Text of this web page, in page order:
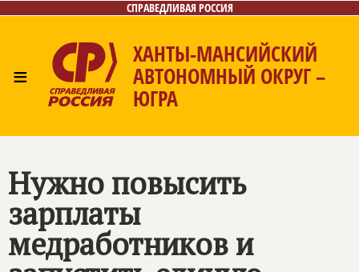
СПРАВЕДЛИВАЯ РОССИЯ
≡
ХАНТЫ-МАНСИЙСКИЙ
АВТОНОМНЫЙ ОКРУГ –
ЮГРА
Нужно повысить
зарплаты
медработников и